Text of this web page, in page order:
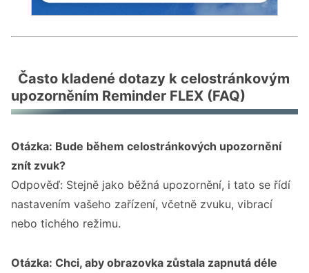
Často kladené dotazy k celostránkovým
upozorněním Reminder FLEX (FAQ)
Otázka: Bude během celostránkových upozornění
znít zvuk?
Odpověď: Stejně jako běžná upozornění, i tato se řídí
nastavením vašeho zařízení, včetně zvuku, vibrací
nebo tichého režimu.
Otázka: Chci, aby obrazovka zůstala zapnutá déle